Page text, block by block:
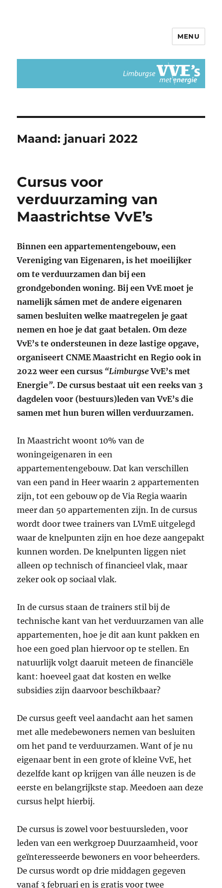
Limburgse VvEs met Energie
MENU
Maand: januari 2022
Cursus voor
verduurzaming van
Maastrichtse VvE’s
Binnen een appartementengebouw, een
Vereniging van Eigenaren, is het moeilijker
om te verduurzamen dan bij een
grondgebonden woning. Bij een VvE moet je
namelijk sámen met de andere eigenaren
samen besluiten welke maatregelen je gaat
nemen en hoe je dat gaat betalen. Om deze
VvE’s te ondersteunen in deze lastige opgave,
organiseert CNME Maastricht en Regio ook in
2022 weer een cursus “LimburgseVvE’s met
Energie”. De cursus bestaat uit een reeks van 3
dagdelen voor (bestuurs)leden van VvE’s die
samen met hun buren willen verduurzamen.
In Maastricht woont 10% van de
woningeigenaren in een
appartementengebouw. Dat kan verschillen
van een pand in Heer waarin 2 appartementen
zijn, tot een gebouw op de Via Regia waarin
meer dan 50 appartementen zijn. In de cursus
wordt door twee trainers van LVmE uitgelegd
waar de knelpunten zijn en hoe deze aangepakt
kunnen worden. De knelpunten liggen niet
alleen op technisch of financieel vlak, maar
zeker ook op sociaal vlak.
In de cursus staan de trainers stil bij de
technische kant van het verduurzamen van alle
appartementen, hoe je dit aan kunt pakken en
hoe een goed plan hiervoor op te stellen. En
natuurlijk volgt daaruit meteen de financiële
kant: hoeveel gaat dat kosten en welke
subsidies zijn daarvoor beschikbaar?
De cursus geeft veel aandacht aan het samen
met alle medebewoners nemen van besluiten
om het pand te verduurzamen. Want of je nu
eigenaar bent in een grote of kleine VvE, het
dezelfde kant op krijgen van álle neuzen is de
eerste en belangrijkste stap. Meedoen aan deze
cursus helpt hierbij.
De cursus is zowel voor bestuursleden, voor
leden van een werkgroep Duurzaamheid, voor
geïnteresseerde bewoners en voor beheerders.
De cursus wordt op drie middagen gegeven
vanaf 3 februari en is gratis voor twee